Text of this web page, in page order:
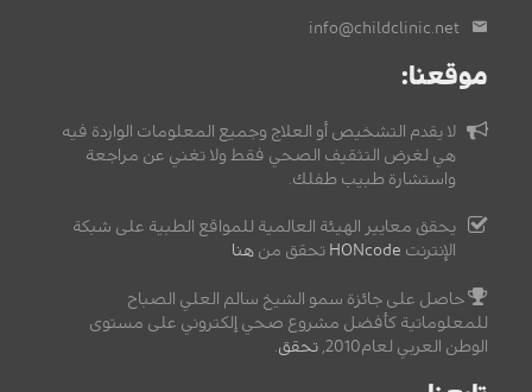
info@childclinic.net
موقعنا:
لا يقدم التشخيص أو العلاج وجميع المعلومات الواردة فيه
هي لغرض التثقيف الصحي فقط ولا تغني عن مراجعة
واستشارة طبيب طفلك.
يحقق معايير الهيئة العالمية للمواقع الطبية على شبكة
الإنترنت HONcode تحقق من هنا
حاصل على جائزة سمو الشيخ سالم العلي الصباح
للمعلوماتية كأفضل مشروع صحي إلكتروني على مستوى
الوطن العربي لعام2010,
تحقق